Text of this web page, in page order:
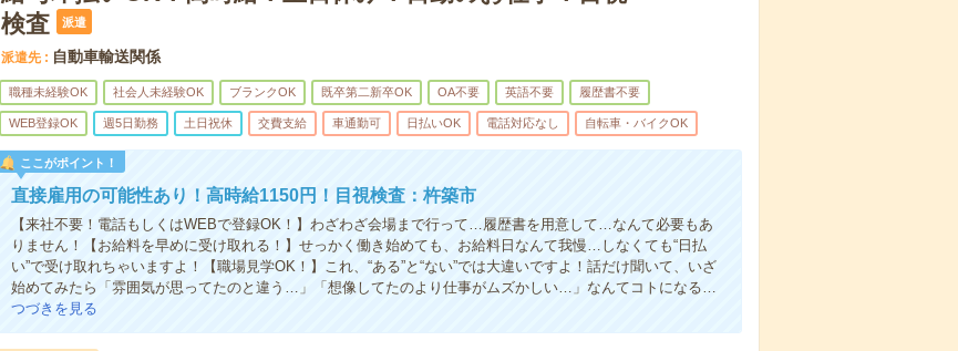
検査
派遣
派遣先 自動車輸送関係
職種未経験OK 社会人未経験OK ブランクOK 既卒第二新卒OK OA不要 英語不要 履歴書不要
WEB登録OK 週5日勤務 土日祝休 交費支給 車通勤可 日払いOK 電話対応なし 自転車・バイクOK
ここがポイント！
直接雇用の可能性あり！高時給1150円！目視検査：杵築市
【来社不要！電話もしくはWEBで登録OK！】わざわざ会場まで行って…履歴書を用意して…なんて必要もあ
りません！【お給料を早めに受け取れる！】せっかく働き始めても、お給料日なんて我慢…しなくても“日払
い”で受け取れちゃいますよ！【職場見学OK！】これ、“ある”と“ない”では大違いですよ！話だけ聞いて、いざ
始めてみたら「雰囲気が思ってたのと違う…」「想像してたのより仕事がムズかしい…」なんてコトになる…
つづきを見る